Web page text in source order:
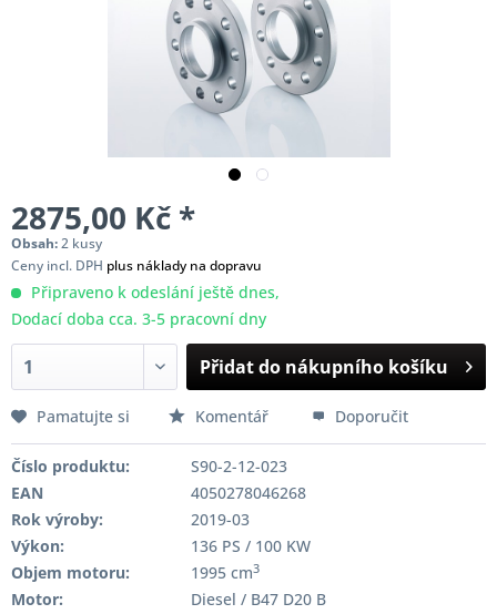
2875,00 Kč *
Obsah:2 kusy
Ceny incl. DPH plus náklady na dopravu
Připraveno k odeslání ještě dnes,
Dodací doba cca. 3-5 pracovní dny
Přidat do nákupního košíku
Pamatujte si Komentář Doporučit
Číslo produktu:
S90-2-12-023
EAN
4050278046268
Rok výroby:
2019-03
Výkon:
136 PS / 100 KW
Objem motoru:
1995 cm3
Motor:
Diesel / B47 D20 B